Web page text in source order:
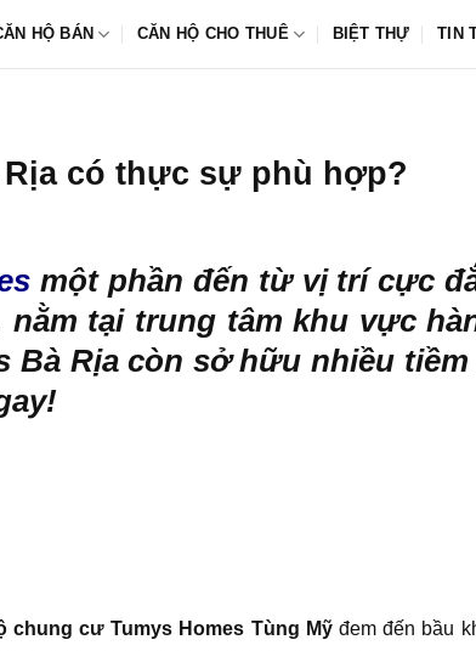
HỘ BÁN CĂN HỘ CHO THUÊ BIỆT THỰ TIN
có thực sự phù hợp?
một phần đến từ vị trí cực
tại trung tâm khu vực
Bà Rịa còn sở hữu nhiều tiềm
chung cư Tumys Homes Tùng Mỹđem đến bầu